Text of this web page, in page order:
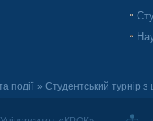
події » Студентський турнір